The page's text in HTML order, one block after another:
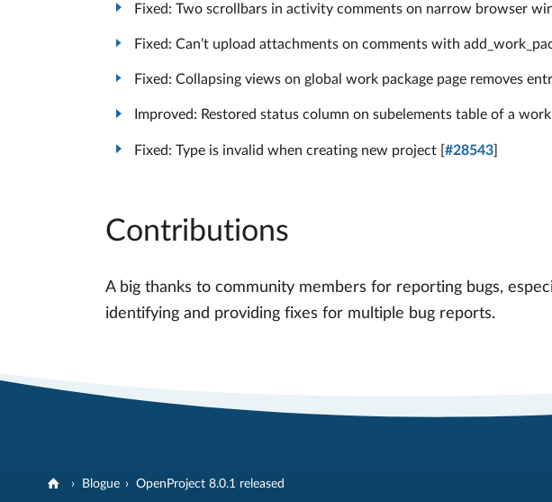
Fixed: Two scrollbars in activity comments on narrow browser
Fixed: Can’t upload attachments on comments with
Fixed: Collapsing views on global work package page removes
Improved: Restored status column on subelements table of a work
Fixed: Type is invalid when creating new project [#28543]
Contributions
A big thanks to community members for reporting bugs,
identifying and providing fixes for multiple bug reports.
Blogue OpenProject 8.0.1 released